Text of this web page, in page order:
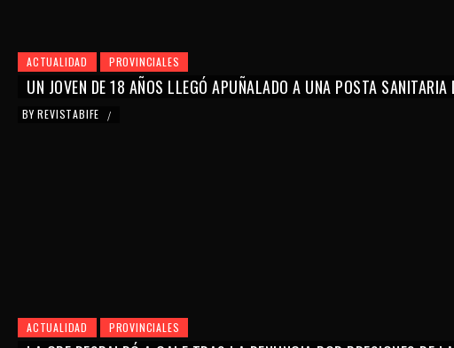
ACTUALIDAD PROVINCIALES
UN JOVEN DE 18 AÑOS LLEGÓ APUÑALADO A UNA POSTA
BY REVISTABIFE /
ACTUALIDAD PROVINCIALES